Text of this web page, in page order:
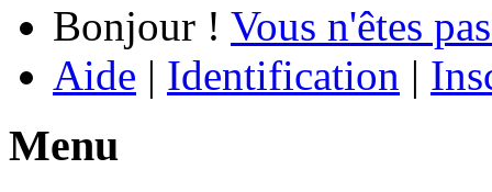
Bonjour ! Vous n'êtes
Aide | Identification |
Menu